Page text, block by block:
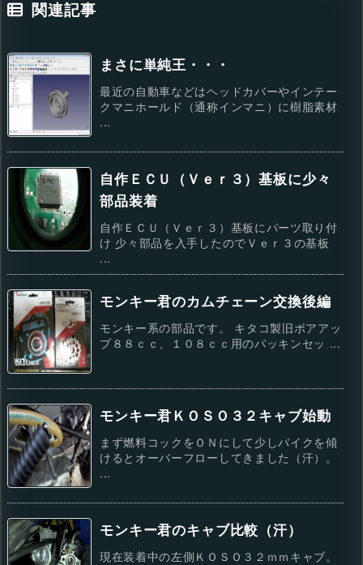
関連記事
まさに単純王・・・
最近の自動車などはヘッドカバーやインテー
クマニホールド（通称インマニ）に樹脂素材
...
自作ＥＣＵ（Ｖｅｒ３）基板に少々
部品装着
自作ＥＣＵ（Ｖｅｒ３）基板にパーツ取り付
け 少々部品を入手したのでＶｅｒ３の基板
...
モンキー君のカムチェーン交換後編
モンキー系の部品です。 キタコ製旧ボアアッ
プ８８ｃｃ、１０８ｃｃ用のパッキンセッ ...
モンキー君ＫＯＳＯ３２キャブ始動
まず燃料コックをＯＮにして少しバイクを傾
けるとオーバーフローしてきました（汗）。
...
モンキー君のキャブ比較（汗）
現在装着中の左側ＫＯＳＯ３２ｍｍキャブ。